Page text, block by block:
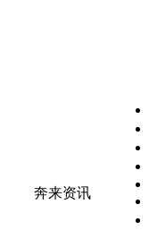
奔来资讯